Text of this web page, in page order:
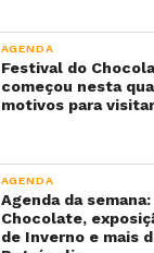
AGENDA
Festival do
começou nesta
motivos para
AGENDA
Agenda da
Chocolate,
de Inverno e mais